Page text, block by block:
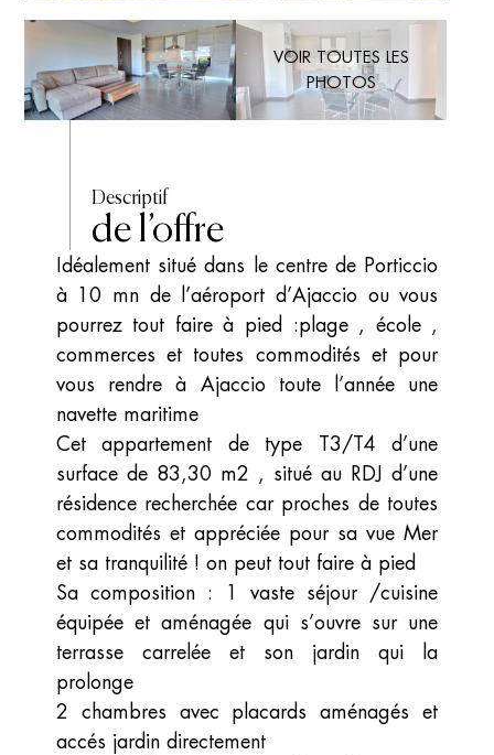
VOIR TOUTES LES
PHOTOS
Descriptif
de l’offre
Idéalement situé dans le centre de Porticcio
à 10 mn de l’aéroport d’Ajaccio ou vous
pourrez tout faire à pied :plage , école ,
commerces et toutes commodités et pour
vous rendre à Ajaccio toute l’année une
navette maritime
Cet appartement de type T3/T4 d’une
surface de 83,30 m2 , situé au RDJ d’une
résidence recherchée car proches de toutes
commodités et appréciée pour sa vue Mer
et sa tranquilité ! on peut tout faire à pied
Sa composition : 1 vaste séjour /cuisine
équipée et aménagée qui s’ouvre sur une
terrasse carrelée et son jardin qui la
prolonge
2 chambres avec placards aménagés et
accés jardin directement